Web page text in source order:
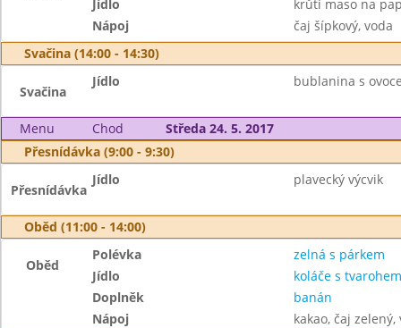
Jídlo
krůtí maso na
Nápoj
čaj šípkový, voda
Svačina (14:00 - 14:30)
Svačina
Jídlo bublanina s
Menu Chod
Středa 24. 5. 2017
Přesnídávka (9:00 - 9:30)
Přesnídávka
Jídlo plavecký výcvik
Oběd (11:00 - 14:00)
Oběd
Polévka
zelná s párkem
Jídlo
koláče s tvarohem
Doplněk
banán
Nápoj
kakao, čaj zelený,